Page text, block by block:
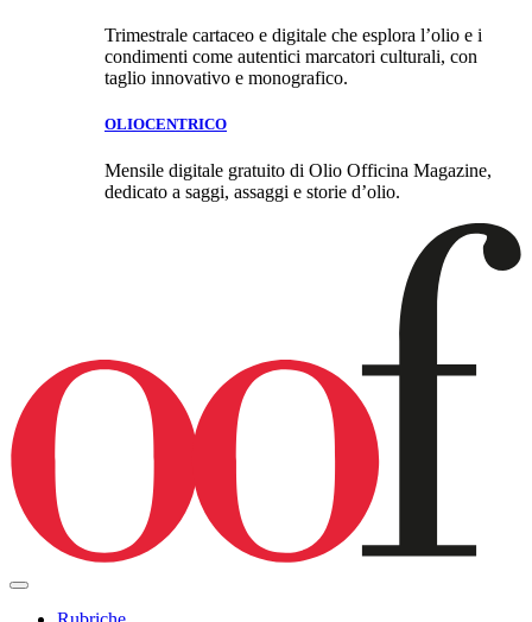
Trimestrale cartaceo e digitale che esplora l’olio e i
condimenti come autentici marcatori culturali, con
taglio innovativo e monografico.
OLIOCENTRICO
Mensile digitale gratuito di Olio Officina Magazine,
dedicato a saggi, assaggi e storie d’olio.